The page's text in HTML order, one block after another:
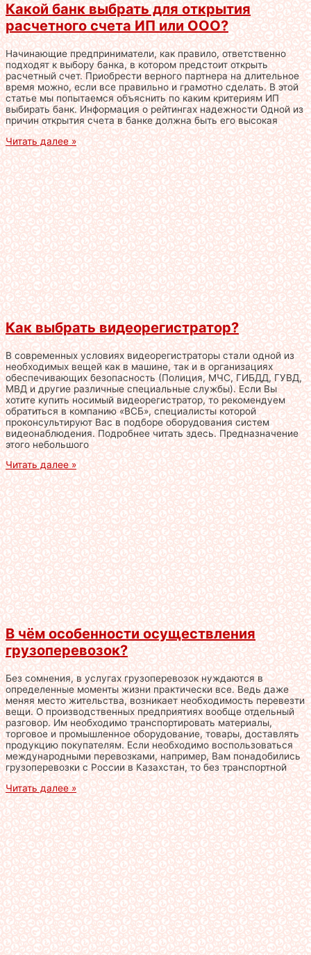
Какой банк выбрать для открытия
расчетного счета ИП или ООО?
Начинающие предприниматели, как правило, ответственно
подходят к выбору банка, в котором предстоит открыть
расчетный счет. Приобрести верного партнера на длительное
время можно, если все правильно и грамотно сделать. В этой
статье мы попытаемся объяснить по каким критериям ИП
выбирать банк. Информация о рейтингах надежности Одной из
причин открытия счета в банке должна быть его высокая
Читать далее »
Как выбрать видеорегистратор?
В современных условиях видеорегистраторы стали одной из
необходимых вещей как в машине, так и в организациях
обеспечивающих безопасность (Полиция, МЧС, ГИБДД, ГУВД,
МВД и другие различные специальные службы). Если Вы
хотите купить носимый видеорегистратор, то рекомендуем
обратиться в компанию «ВСБ», специалисты которой
проконсультируют Вас в подборе оборудования систем
видеонаблюдения. Подробнее читать здесь. Предназначение
этого небольшого
Читать далее »
В чём особенности осуществления
грузоперевозок?
Без сомнения, в услугах грузоперевозок нуждаются в
определенные моменты жизни практически все. Ведь даже
меняя место жительства, возникает необходимость перевезти
вещи. О производственных предприятиях вообще отдельный
разговор. Им необходимо транспортировать материалы,
торговое и промышленное оборудование, товары, доставлять
продукцию покупателям. Если необходимо воспользоваться
международными перевозками, например, Вам понадобились
грузоперевозки с России в Казахстан, то без транспортной
Читать далее »